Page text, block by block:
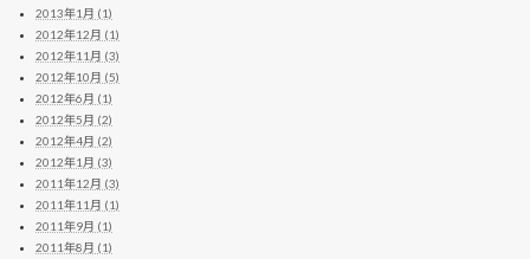
2013年1月 (1)
2012年12月 (1)
2012年11月 (3)
2012年10月 (5)
2012年6月 (1)
2012年5月 (2)
2012年4月 (2)
2012年1月 (3)
2011年12月 (3)
2011年11月 (1)
2011年9月 (1)
2011年8月 (1)